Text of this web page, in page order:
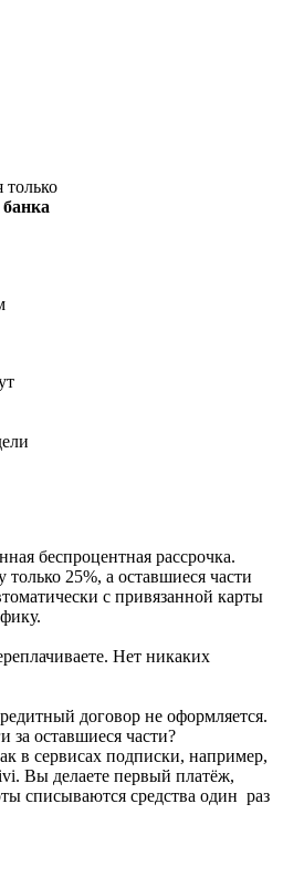
только
беспроцентная рассрочка.
только 25%, а оставшиеся части
с привязанной карты
Нет никаких
договор не оформляется.
за оставшиеся части?
в сервисах подписки, например,
Вы делаете первый платёж,
списываются средства один раз